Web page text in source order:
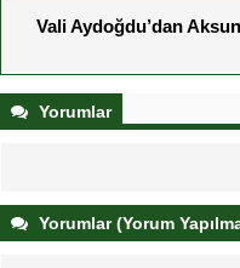
Vali Aydoğdu’dan
Yorumlar
Yorumlar (Yorum